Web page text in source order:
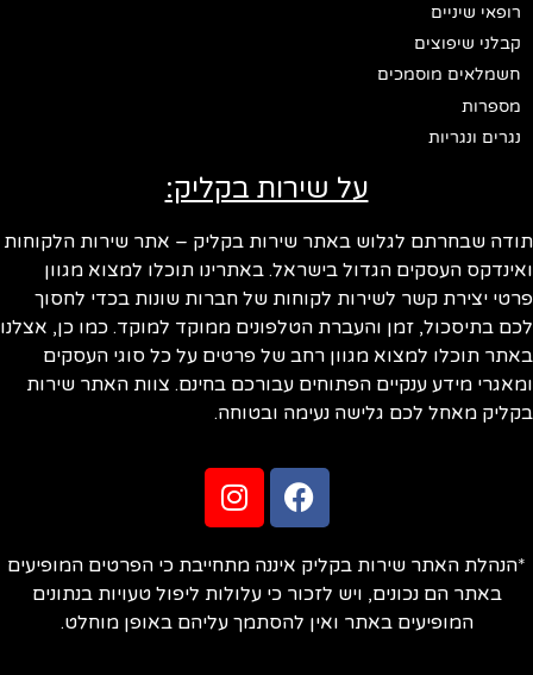
רופאי שיניים
קבלני שיפוצים
חשמלאים מוסמכים
מספרות
נגרים ונגריות
על שירות בקליק:
שבחרתם לגלוש באתר שירות בקליק – אתר שירות הלקוחות
העסקים הגדול בישראל. באתרינו תוכלו למצוא מגוון
יצירת קשר לשירות לקוחות של חברות שונות בכדי לחסוך
בתיסכול, זמן והעברת הטלפונים ממוקד למוקד. כמו כן, אצלנו
תוכלו למצוא מגוון רחב של פרטים על כל סוגי העסקים
מידע ענקיים הפתוחים עבורכם בחינם. צוות האתר שירות
מאחל לכם גלישה נעימה ובטוחה.
האתר שירות בקליק איננה מתחייבת כי הפרטים המופיעים
באתר הם נכונים, ויש לזכור כי עלולות ליפול טעויות בנתונים
המופיעים באתר ואין להסתמך עליהם באופן מוחלט.